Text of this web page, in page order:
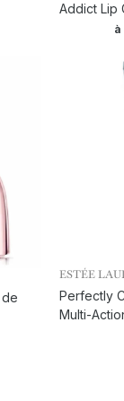
Addict Lip
de
ESTÉE
Perfectly
Multi-